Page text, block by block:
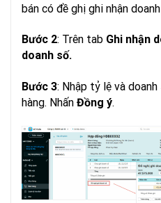
bán có đề ghị ghi nhận
Bước 2: Trên tab Ghi nhận
doanh số.
Bước 3: Nhập tỷ lệ và
hàng. Nhấn Đồng ý.